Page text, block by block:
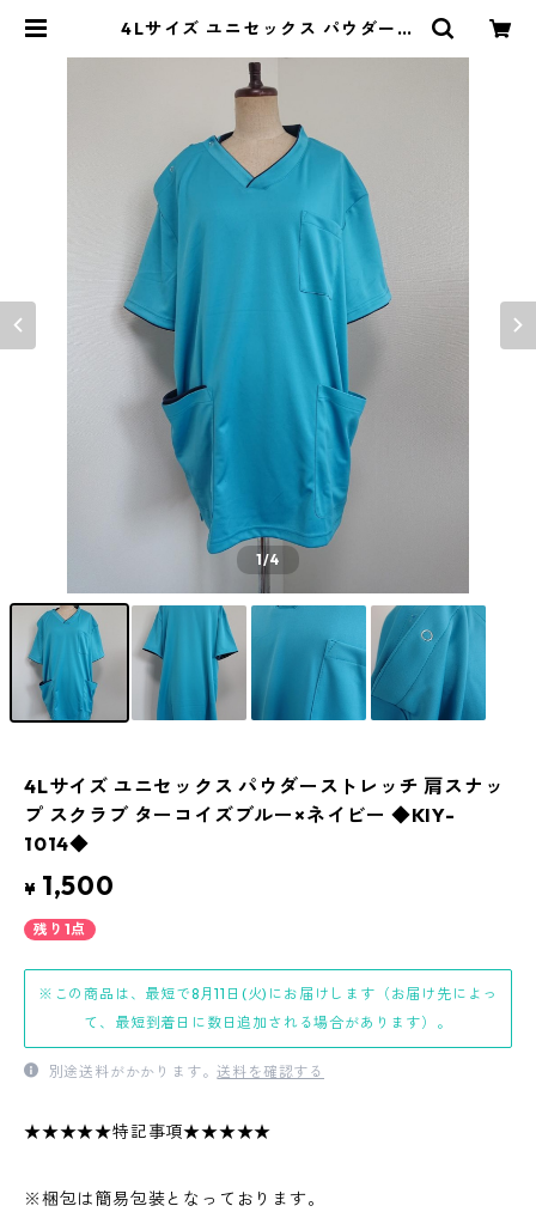
4Lサイズ ユニセックス パウダース
コイズブルー×ネイビー ◆KIY-101
4◆ | DOLUCK PRODUCE
1/4
4Lサイズ ユニセックス パウダーストレッチ 肩スナッ
プ スクラブ ターコイズブルー×ネイビー ◆KIY-
1014◆
¥ 1,500
残り1点
※この商品は、最短で8月11日(火)にお届けします（お届け先によっ
て、最短到着日に数日追加される場合があります）。
別途送料がかかります。送料を確認する
★★★★★特記事項★★★★★
※梱包は簡易包装となっております。